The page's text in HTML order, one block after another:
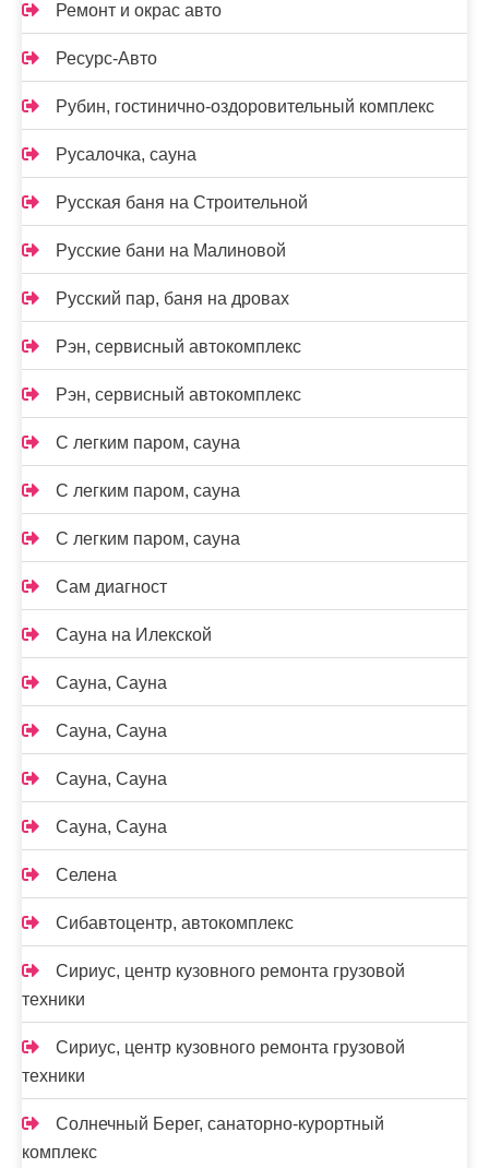
Ремонт и окрас авто
Ресурс-Авто
Рубин, гостинично-оздоровительный комплекс
Русалочка, сауна
Русская баня на Строительной
Русские бани на Малиновой
Русский пар, баня на дровах
Рэн, сервисный автокомплекс
Рэн, сервисный автокомплекс
С легким паром, сауна
С легким паром, сауна
С легким паром, сауна
Сам диагност
Сауна на Илекской
Сауна, Сауна
Сауна, Сауна
Сауна, Сауна
Сауна, Сауна
Селена
Сибавтоцентр, автокомплекс
Сириус, центр кузовного ремонта грузовой
техники
Сириус, центр кузовного ремонта грузовой
техники
Солнечный Берег, санаторно-курортный
комплекс